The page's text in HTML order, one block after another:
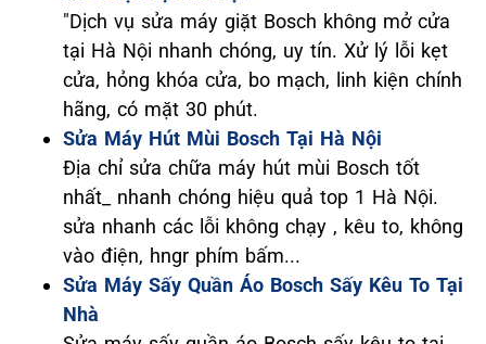
"Dịch vụ sửa máy giặt Bosch không mở cửa
tại Hà Nội nhanh chóng, uy tín. Xử lý lỗi kẹt
cửa, hỏng khóa cửa, bo mạch, linh kiện chính
hãng, có mặt 30 phút.
Sửa Máy Hút Mùi Bosch Tại Hà Nội
Địa chỉ sửa chữa máy hút mùi Bosch tốt
nhất_ nhanh chóng hiệu quả top 1 Hà Nội.
sửa nhanh các lỗi không chạy , kêu to, không
vào điện, hngr phím bấm...
Sửa Máy Sấy Quần Áo Bosch Sấy Kêu To Tại
Nhà